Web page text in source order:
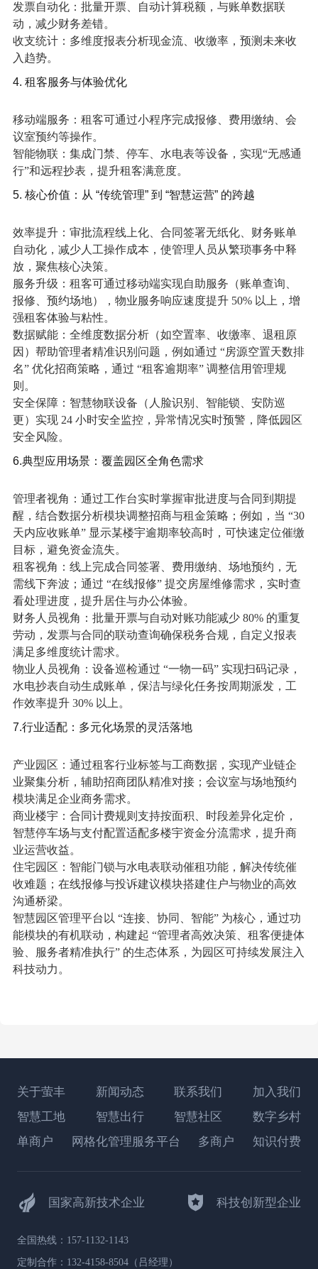
发票自动化：批量开票、自动计算税额，与账单数据联
动，减少财务差错。
收支统计：多维度报表分析现金流、收缴率，预测未来收
入趋势。
4. 租客服务与体验优化
移动端服务：租客可通过小程序完成报修、费用缴纳、会
议室预约等操作。
智能物联：集成门禁、停车、水电表等设备，实现“无感通
行”和远程抄表，提升租客满意度。
5. 核心价值：从 “传统管理” 到 “智慧运营” 的跨越
效率提升：审批流程线上化、合同签署无纸化、财务账单
自动化，减少人工操作成本，使管理人员从繁琐事务中释
放，聚焦核心决策。
服务升级：租客可通过移动端实现自助服务（账单查询、
报修、预约场地），物业服务响应速度提升 50% 以上，增
强租客体验与粘性。
数据赋能：全维度数据分析（如空置率、收缴率、退租原
因）帮助管理者精准识别问题，例如通过 “房源空置天数排
名” 优化招商策略，通过 “租客逾期率” 调整信用管理规
则。
安全保障：智慧物联设备（人脸识别、智能锁、安防巡
更）实现 24 小时安全监控，异常情况实时预警，降低园区
安全风险。
6.典型应用场景：覆盖园区全角色需求
管理者视角：通过工作台实时掌握审批进度与合同到期提
醒，结合数据分析模块调整招商与租金策略；例如，当 “30
天内应收账单” 显示某楼宇逾期率较高时，可快速定位催缴
目标，避免资金流失。
租客视角：线上完成合同签署、费用缴纳、场地预约，无
需线下奔波；通过 “在线报修” 提交房屋维修需求，实时查
看处理进度，提升居住与办公体验。
财务人员视角：批量开票与自动对账功能减少 80% 的重复
劳动，发票与合同的联动查询确保税务合规，自定义报表
满足多维度统计需求。
物业人员视角：设备巡检通过 “一物一码” 实现扫码记录，
水电抄表自动生成账单，保洁与绿化任务按周期派发，工
作效率提升 30% 以上。
7.行业适配：多元化场景的灵活落地
产业园区：通过租客行业标签与工商数据，实现产业链企
业聚集分析，辅助招商团队精准对接；会议室与场地预约
模块满足企业商务需求。
商业楼宇：合同计费规则支持按面积、时段差异化定价，
智慧停车场与支付配置适配多楼宇资金分流需求，提升商
业运营收益。
住宅园区：智能门锁与水电表联动催租功能，解决传统催
收难题；在线报修与投诉建议模块搭建住户与物业的高效
沟通桥梁。
智慧园区管理平台以 “连接、协同、智能” 为核心，通过功
能模块的有机联动，构建起 “管理者高效决策、租客便捷体
验、服务者精准执行” 的生态体系，为园区可持续发展注入
科技动力。
关于萤丰 新闻动态 联系我们
加入我们
智慧工地
智慧出行 智慧社区
数字乡村
单商户
网格化管理服务平台 多商户 知识付费
国家高新技术企业 科技创新型企业
全国热线：157-1132-1143
定制合作：132-4158-8504（吕经理）